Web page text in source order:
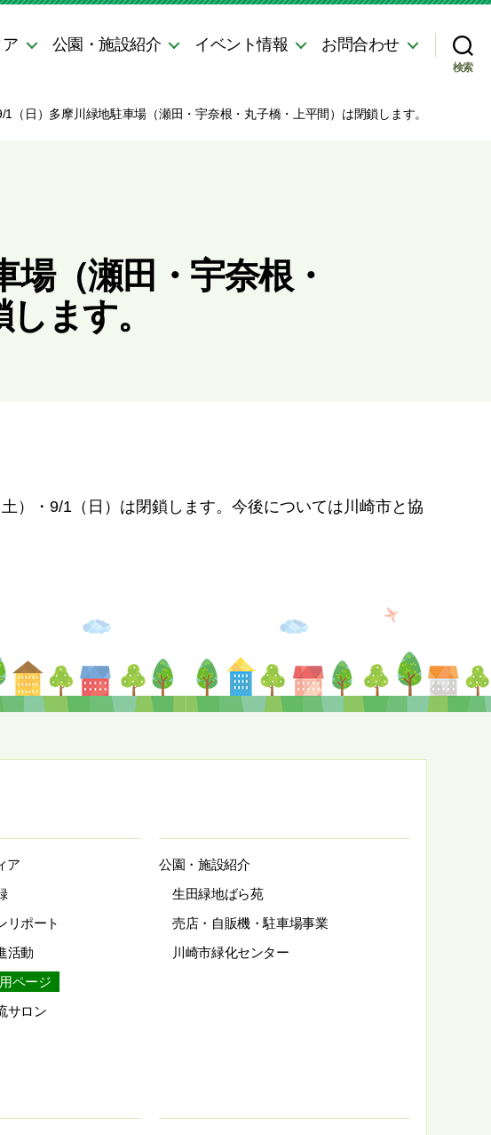
公園・施設紹介 イベント情報 お問合わせ
検索
1（日）多摩川緑地駐車場（瀬田・宇奈根・丸子橋・上平間）は閉鎖します。
場（瀬田・宇奈根・
ます。
）・9/1（日）は閉鎖します。今後については川崎市と協
ア
リポート
活動
ページ
サロン
公園・施設紹介
生田緑地ばら苑
売店・自販機・駐車場事業
川崎市緑化センター